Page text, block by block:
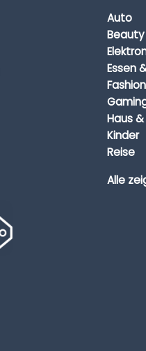
Auto
Beauty
Essen
Fashion
Haus
Kinder
Reise
Alle